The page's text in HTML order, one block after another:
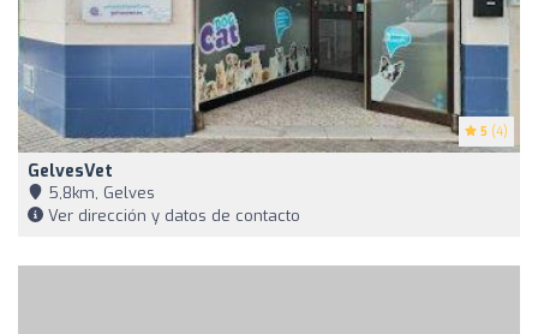
5 (4)
GelvesVet
5,8km, Gelves
Ver dirección y datos de contacto